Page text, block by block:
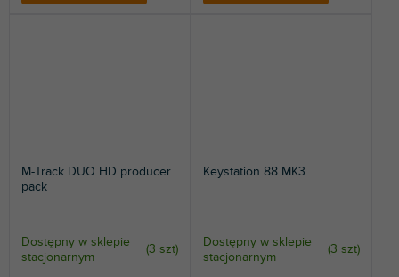
M-Track DUO HD producer
pack
Dostępny w sklepie
stacjonarnym
(3 szt)
Keystation 88 MK3
Dostępny w sklepie
stacjonarnym
(3 szt)